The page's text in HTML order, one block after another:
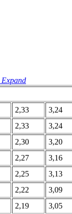
Expand
2,33
3,24
2,33
3,24
2,30
3,20
2,27
3,16
2,25
3,13
2,22
3,09
2,19
3,05